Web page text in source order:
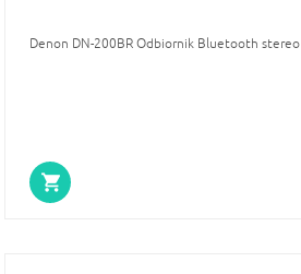
Denon DN-200BR Odbiornik Bluetooth stereo